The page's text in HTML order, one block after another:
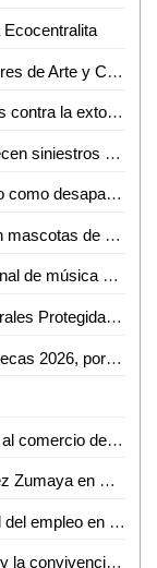
UASLP abre inscripciones a cursos y talleres de Arte y Cultura para el semestre agosto-diciembre 2026
San Luis Potosí coordina trabajo sin límites contra la extorsión
Disminuyen incendios por lluvias, pero crecen siniestros en viviendas de SLP: Bomberos
Encuentran en Tamuín a hombre reportado como desaparecido en Tamasopo
Aumentan casos de gusano barrenador en mascotas de Ciudad Valles
Este lunes inició el 5º encuentro internacional de música de cámara
SEGAM analiza cinco nuevas Áreas Naturales Protegidas para frenar la deforestación en San Luis Potosí
¿Descuentos de 60%? Conoce las ExpoBecas 2026, por primera vez en Ciudad Valles
Regreso a clases dará respiro económico al comercio de Ciudad Valles: Canaco
Reporte Índigo "encuera" mafia de Sánchez Zumaya en Pemex
SLP alcanzó un índice de 70.32 en calidad del empleo en el primer trimestre de 2026
El arte fortalece la expresión, la confianza y la convivencia en la sociedad: Iraís Verástegui